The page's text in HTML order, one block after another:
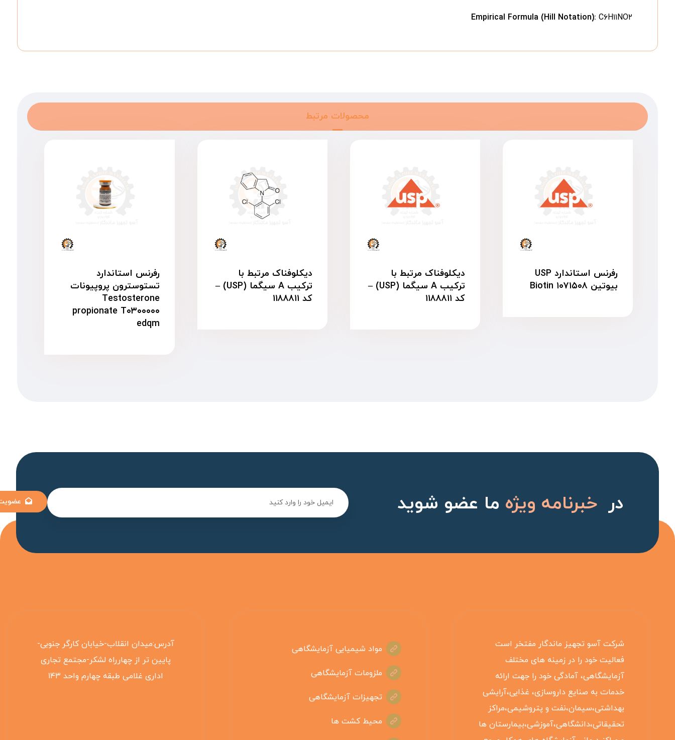
Empirical Formula (Hill Notation): C۶H۱۱NO۲
محصولات مرتبط
رفرنس استاندارد USP
بیوتین ۱۰۷۱۵۰۸ Biotin
دیکلوفناک مرتبط با
ترکیب A سیگما (USP) –
کد ۱۱۸۸۸۱۱
دیکلوفناک مرتبط با
ترکیب A سیگما (USP) –
کد ۱۱۸۸۸۱۱
رفرنس استاندارد
تستوسترون پروپیونات
Testosterone
propionate T۰۳۰۰۰۰۰
edqm
در خبرنامه ویژه ما عضو شوید
شرکت آسو تجهیز ماندگار مفتخر است
فعالیت خود را در زمینه های مختلف
آزمایشگاهی، آمادگی خود را جهت ارائه
خدمات به صنایع داروسازی، غذایی،آرایشی
بهداشتی،سیمان،نفت و پتروشیمی،مراکز
تحقیقاتی،دانشگاهی،آموزشی،بیمارستان ها
مواد شیمیایی آزمایشگاهی
ملزومات آزمایشگاهی
تجهیزات آزمایشگاهی
محیط کشت ها
آدرس:میدان انقلاب-خیابان کارگر جنوبی-
پایین تر از چهارراه لشکر-مجتمع تجاری
اداری غلامی طبقه چهارم واحد ۱۴۳